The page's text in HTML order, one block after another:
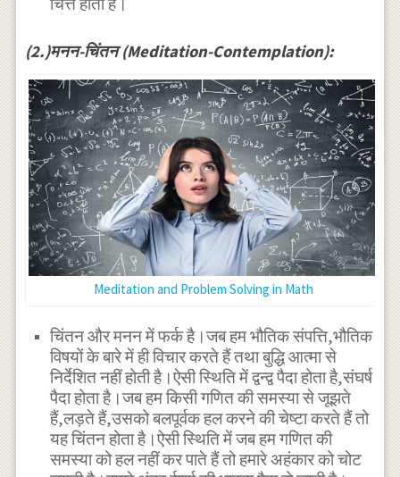
चित्त होता है।
(2.)मनन-चिंतन (Meditation-Contemplation):
Meditation and Problem Solving in Math
चिंतन और मनन में फर्क है।जब हम भौतिक संपत्ति,भौतिक
विषयों के बारे में ही विचार करते हैं तथा बुद्धि आत्मा से
निर्देशित नहीं होती है।ऐसी स्थिति में द्वन्द्व पैदा होता है,संघर्ष
पैदा होता है।जब हम किसी गणित की समस्या से जूझते
हैं,लड़ते हैं,उसको बलपूर्वक हल करने की चेष्टा करते हैं तो
यह चिंतन होता है।ऐसी स्थिति में जब हम गणित की
समस्या को हल नहीं कर पाते हैं तो हमारे अहंकार को चोट